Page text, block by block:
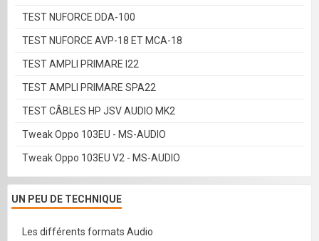
TEST NUFORCE DDA-100
TEST NUFORCE AVP-18 ET MCA-18
TEST AMPLI PRIMARE I22
TEST AMPLI PRIMARE SPA22
TEST CÂBLES HP JSV AUDIO MK2
Tweak Oppo 103EU - MS-AUDIO
Tweak Oppo 103EU V2 - MS-AUDIO
UN PEU DE TECHNIQUE
Les différents formats Audio